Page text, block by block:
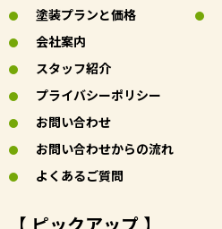
塗装プランと価格
会社案内
スタッフ紹介
プライバシーポリシー
お問い合わせ
お問い合わせからの流れ
よくあるご質問